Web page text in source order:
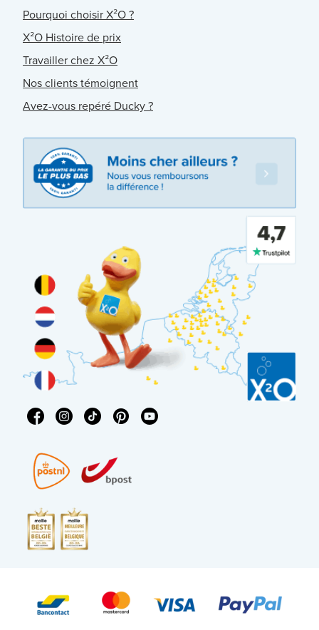
Pourquoi choisir X²O ?
X²O Histoire de prix
Travailler chez X²O
Nos clients témoignent
Avez-vous repéré Ducky ?